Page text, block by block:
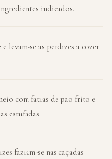
indicados.
levam-se as perdizes a cozer
com fatias de pão frito e
estufadas.
faziam-se nas caçadas